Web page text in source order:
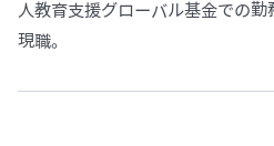
人教育支援グローバル基金での
現職。